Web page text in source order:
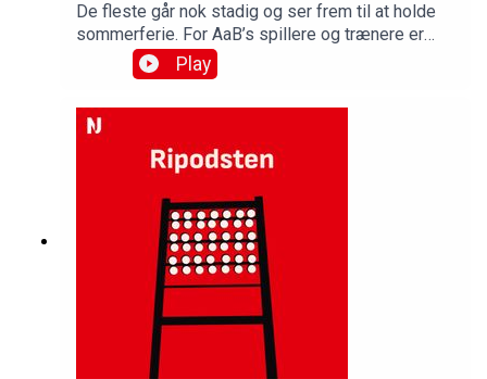
De fleste går nok stadig og ser frem til at holde
sommerferie. For AaB’s spillere og trænere er
den forbi. Mandag var de tilbage på
træningsbanen på Hornevej for at starte
forberedelserne til den kommende sæson i
Betinia Ligaen, og der er nok at arbejde med for
cheftræner Steffen Højer, som stadig må se langt
efter de markante forstærkninger til
truppen.Medvirkende:Simon Ydesen, journalist,
NordjyskeJens Otto Barsøe, journalist,
NordjyskeSteffen Højer, cheftræner, AabBjarne
Pudel, AaB
Play